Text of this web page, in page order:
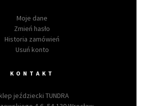
Moje dane
Zmień hasło
Historia zamówień
Usuń konto
KONTAKT
jeździecki TUNDRA